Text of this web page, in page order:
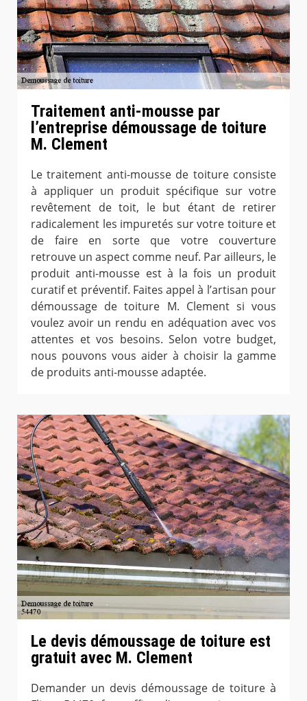
Traitement anti-mousse par
l’entreprise démoussage de toiture
M. Clement
Le traitement anti-mousse de toiture consiste
à appliquer un produit spécifique sur votre
revêtement de toit, le but étant de retirer
radicalement les impuretés sur votre toiture et
de faire en sorte que votre couverture
retrouve un aspect comme neuf. Par ailleurs, le
produit anti-mousse est à la fois un produit
curatif et préventif. Faites appel à l’artisan pour
démoussage de toiture M. Clement si vous
voulez avoir un rendu en adéquation avec vos
attentes et vos besoins. Selon votre budget,
nous pouvons vous aider à choisir la gamme
de produits anti-mousse adaptée.
Le devis démoussage de toiture est
gratuit avec M. Clement
Demander un devis démoussage de toiture à